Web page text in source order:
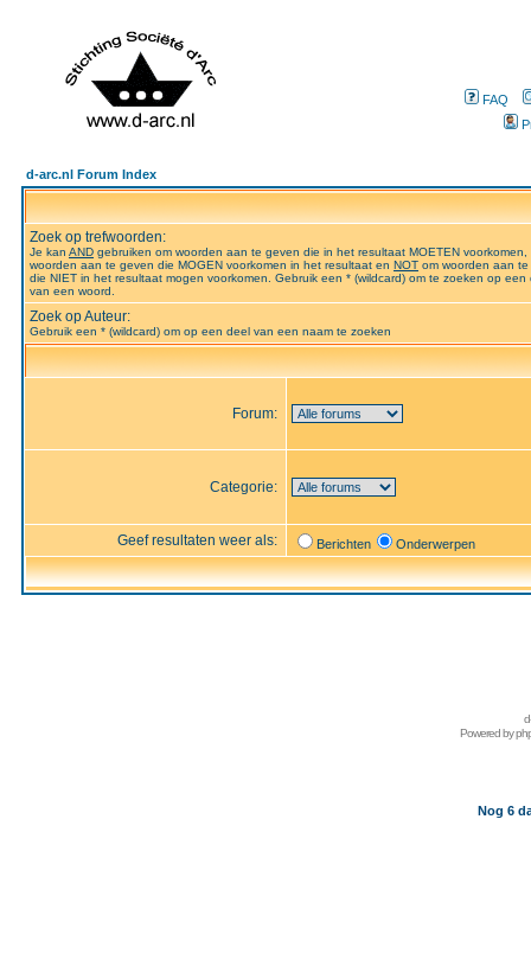
FAQ
d-arc.nl Forum Index
Zoek op trefwoorden:
Je kan AND gebruiken om woorden aan te geven die in het resultaat MOETEN voorkomen,
woorden aan te geven die MOGEN voorkomen in het resultaat en NOT om woorden aan
die NIET in het resultaat mogen voorkomen. Gebruik een * (wildcard) om te zoeken op een
van een woord.
Zoek op Auteur:
Gebruik een * (wildcard) om op een deel van een naam te zoeken
Forum:
Categorie:
Geef resultaten weer als: Berichten Onderwerpen
Powered by
Nog 6